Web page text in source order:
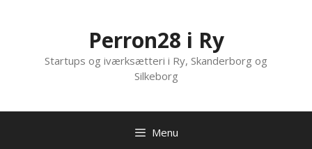
Perron28 i Ry
Startups og iværksætteri i Ry, Skanderborg og
Silkeborg
Menu